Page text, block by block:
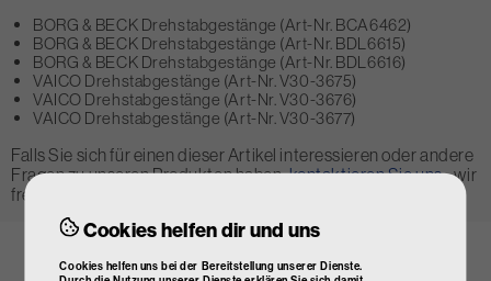
BORG & BECK Drehstabgestänge (Art-Nr. BCA6462)
BORG & BECK Drehstabgestänge (Art-Nr. BDL6615)
BORG & BECK Drehstabgestänge (Art-Nr. BDL6616)
VAICO Drehstabgestänge (Art-Nr. V30-3675)
VAICO Drehstabgestänge (Art-Nr. V30-3676)
VAICO Drehstabgestänge (Art-Nr. V30-3677)
Falls Sie sich für einen dieser Artikel interessieren oder andere
Fragen zu unseren Produkten haben,kontaktieren Sie uns- wir
freuen uns auf Ihre Anfrage!
Cookies helfen dir und uns
Cookies helfen uns bei der Bereitstellung unserer Dienste.